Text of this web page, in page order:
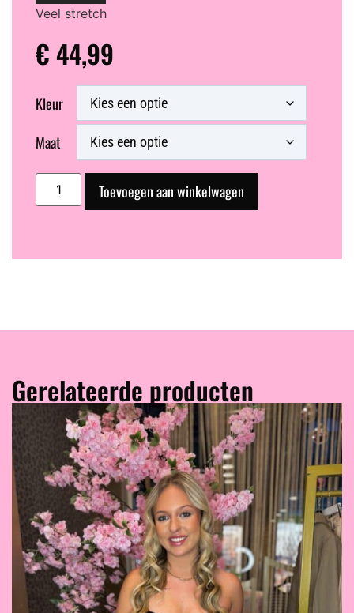
Veel stretch
€44,99
Kleur
Maat
Toevoegen aan winkelwagen
Gerelateerde producten